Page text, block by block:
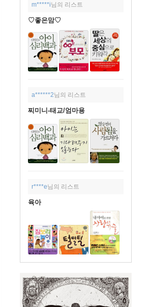
m*****i님의 리스트
♡좋은맘♡
a******2님의 리스트
찌미니-태교/엄마용
r****e님의 리스트
육아